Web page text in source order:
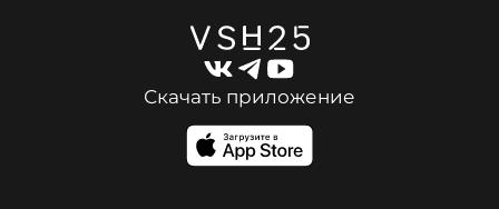
Скачать приложение